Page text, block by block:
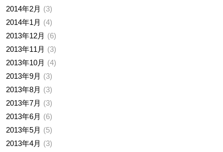
2014年2月
3
2014年1月
4
2013年12月
6
2013年11月
3
2013年10月
4
2013年9月
3
2013年8月
3
2013年7月
3
2013年6月
6
2013年5月
5
2013年4月
3